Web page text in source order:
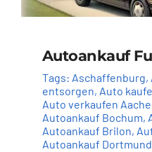
Autoankauf
Tags: Aschaffenburg,
entsorgen, Auto
Auto verkaufen
Autoankauf Bochum,
Autoankauf Brilon,
Autoankauf Dortmund